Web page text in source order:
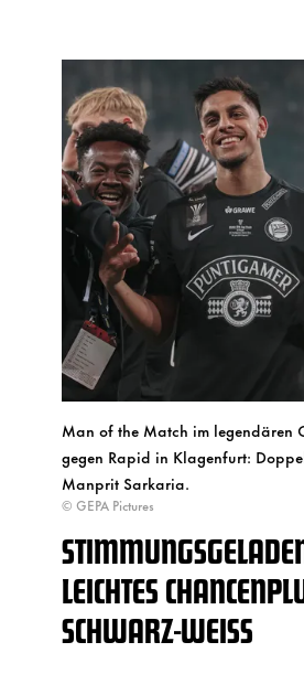
Man of the Match im legendären
gegen Rapid in Klagenfurt:
Manprit Sarkaria.
© GEPA Pictures
LEICHTES
SCHWARZ-WEISS